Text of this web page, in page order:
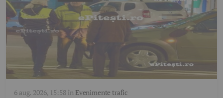
6 aug. 2026, 15:58în Evenimente trafic